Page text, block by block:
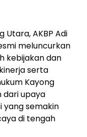
Utara, AKBP Adi
meluncurkan
kebijakan dan
serta
Kayong
dari upaya
yang semakin
di tengah